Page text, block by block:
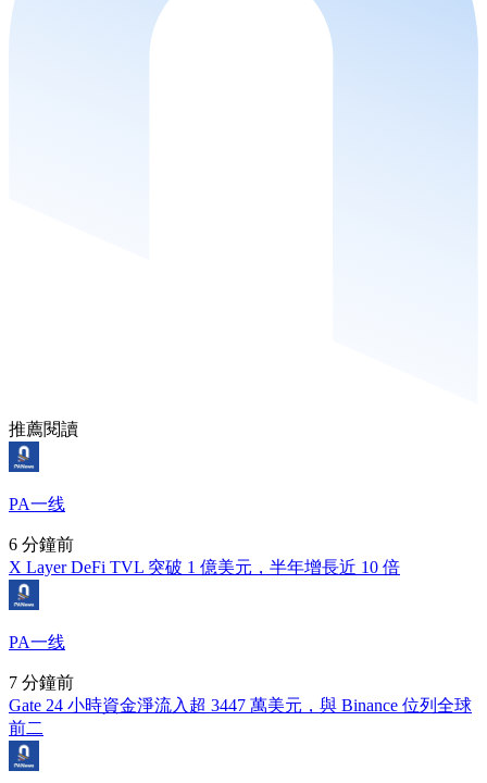
推薦閱讀
PA一线
6 分鐘前
X Layer DeFi TVL 突破 1 億美元，半年增長近 10 倍
PA一线
7 分鐘前
Gate 24 小時資金淨流入超 3447 萬美元，與 Binance 位列全球
前二